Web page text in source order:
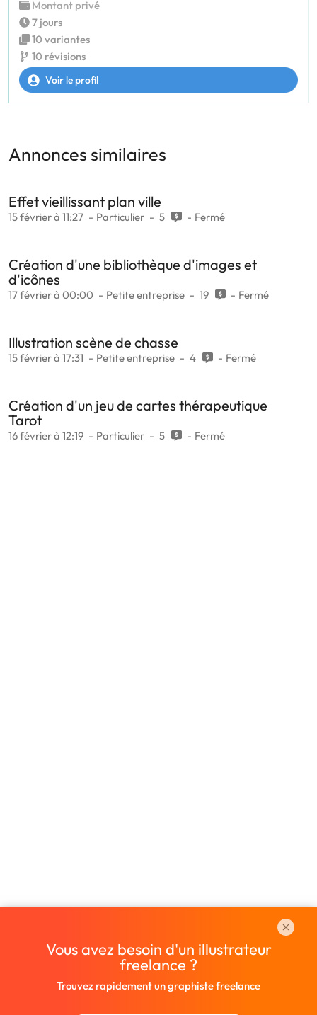
Montant privé
7 jours
10 variantes
10 révisions
Voir le profil
Annonces similaires
Effet vieillissant plan ville
15 février à 11:27 Particulier 5 Fermé
Création d'une bibliothèque d'images et
d'icônes
17 février à 00:00 Petite entreprise 19 Fermé
Illustration scène de chasse
15 février à 17:31 Petite entreprise 4 Fermé
Création d'un jeu de cartes thérapeutique
Tarot
16 février à 12:19 Particulier 5 Fermé
Vous avez besoin d'un illustrateur
freelance ?
Trouvez rapidement un graphiste freelance